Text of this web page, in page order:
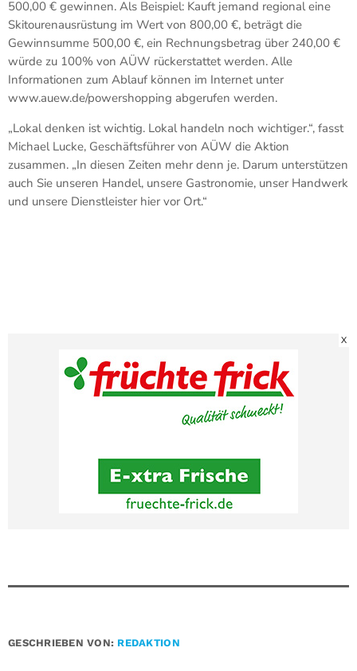
500,00 € gewinnen. Als Beispiel: Kauft jemand regional eine
Skitourenausrüstung im Wert von 800,00 €, beträgt die
Gewinnsumme 500,00 €, ein Rechnungsbetrag über 240,00 €
würde zu 100% von AÜW rückerstattet werden. Alle
Informationen zum Ablauf können im Internet unter
www.auew.de/powershopping abgerufen werden.
„Lokal denken ist wichtig. Lokal handeln noch wichtiger.“, fasst
Michael Lucke, Geschäftsführer von AÜW die Aktion
zusammen. „In diesen Zeiten mehr denn je. Darum unterstützen
auch Sie unseren Handel, unsere Gastronomie, unser Handwerk
und unsere Dienstleister hier vor Ort.“
X
GESCHRIEBEN VON: REDAKTION